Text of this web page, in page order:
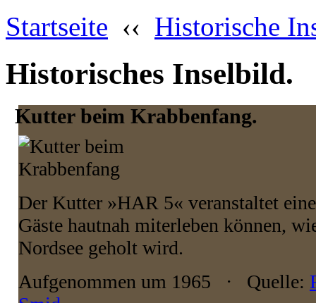
Startseite ‹‹ Historische
Historisches Inselbild.
Kutter beim Krabbenfang.
Der Kutter »HAR 5« veranstaltet
Gäste hautnah miterleben können,
Nordsee geholt wird.
Aufgenommen um 1965 · Quelle: